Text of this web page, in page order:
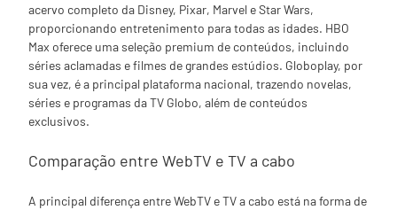
acervo completo da Disney, Pixar, Marvel e Star Wars,
proporcionando entretenimento para todas as idades. HBO
Max oferece uma seleção premium de conteúdos, incluindo
séries aclamadas e filmes de grandes estúdios. Globoplay, por
sua vez, é a principal plataforma nacional, trazendo novelas,
séries e programas da TV Globo, além de conteúdos
exclusivos.
Comparação entre WebTV e TV a cabo
A principal diferença entre WebTV e TV a cabo está na forma de